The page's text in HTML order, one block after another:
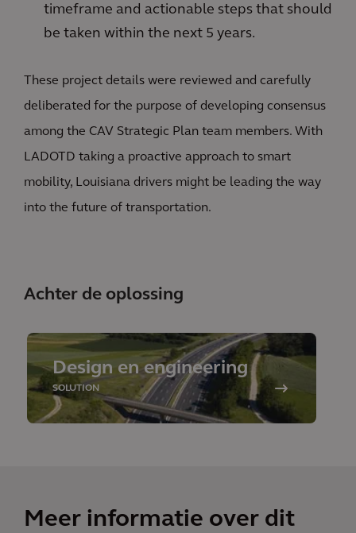
timeframe and actionable steps that should
be taken within the next 5 years.
These project details were reviewed and carefully
deliberated for the purpose of developing consensus
among the CAV Strategic Plan team members. With
LADOTD taking a proactive approach to smart
mobility, Louisiana drivers might be leading the way
into the future of transportation.
Achter de oplossing
Design en engineering
SOLUTION
Meer informatie over dit